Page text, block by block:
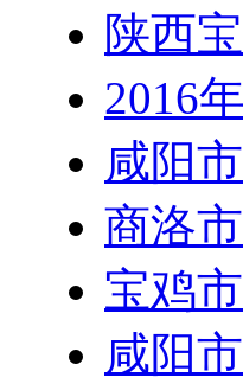
陕西
2016
咸阳
商洛
宝鸡
咸阳